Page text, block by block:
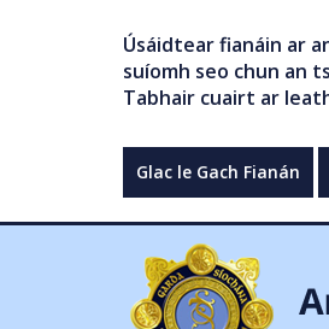
Úsáidtear fianáin ar
suíomh seo chun an
Tabhair cuairt ar
Glac le Gach Fianán